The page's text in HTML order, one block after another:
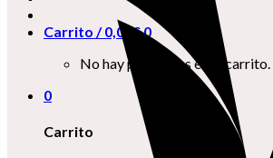
Carrito /0,00€0
No hay productos en el carrito.
0
Carrito